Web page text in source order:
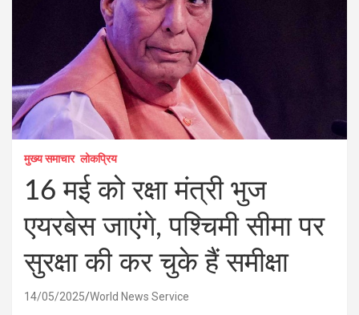
मुख्य समाचार लोकप्रिय
16 मई को रक्षा मंत्री भुज
एयरबेस जाएंगे, पश्चिमी सीमा पर
सुरक्षा की कर चुके हैं समीक्षा
14/05/2025 World News Service